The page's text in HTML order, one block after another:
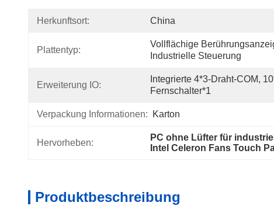
Herkunftsort: China
Plattentyp:
Vollflächige
Industrielle Steuerung
Erweiterung IO:
Integrierte 4*3-Draht-COM,
Fernschalter*1
Verpackung Informationen: Karton
Hervorheben:
PC ohne Lüfter für
Intel Celeron Fans Touch
Produktbeschreibung